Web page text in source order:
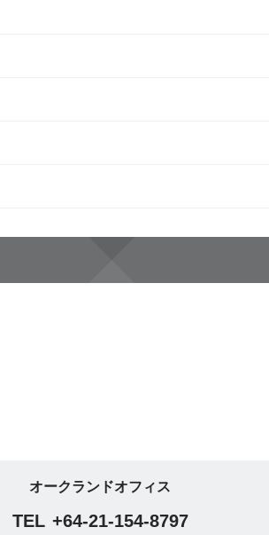
オークランドオフィス
TEL +64-21-154-8797